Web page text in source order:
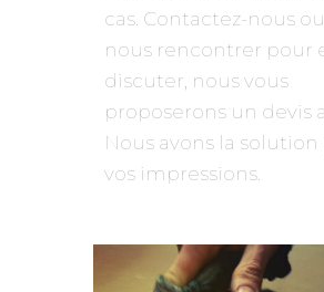
cas. Contactez-nous
nous rencontrer pour
discuter, nous vous
proposerons un devis
Nous avons la
vos impressions.